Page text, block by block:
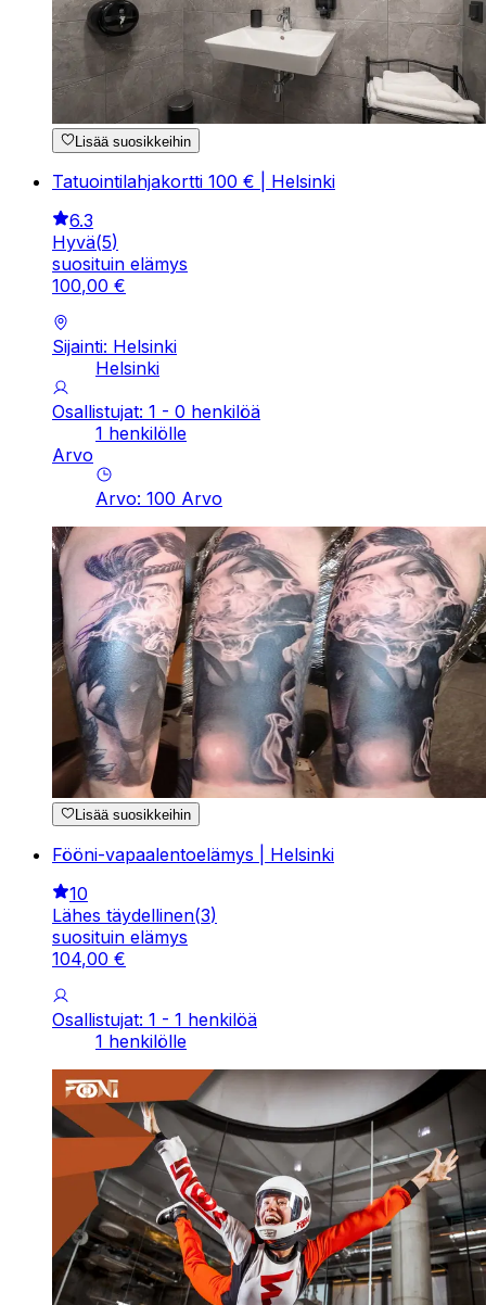
Lisää suosikkeihin
Tatuointilahjakortti 100 € | Helsinki
6.3
Hyvä(5)
suosituin elämys
100,00 €
Sijainti: Helsinki
Helsinki
Osallistujat: 1 - 0 henkilöä
1 henkilölle
Arvo
Arvo: 100 Arvo
Lisää suosikkeihin
Fööni-vapaalentoelämys | Helsinki
10
Lähes täydellinen(3)
suosituin elämys
104,00 €
Osallistujat: 1 - 1 henkilöä
1 henkilölle